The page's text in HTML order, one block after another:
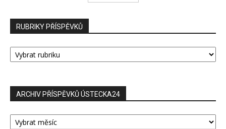
RUBRIKY PŘÍSPĚVKŮ
RUBRIKY
PŘÍSPĚVKŮ
ARCHIV PŘÍSPĚVKŮ ÚSTECKA24
ARCHIV
PŘÍSPĚVKŮ